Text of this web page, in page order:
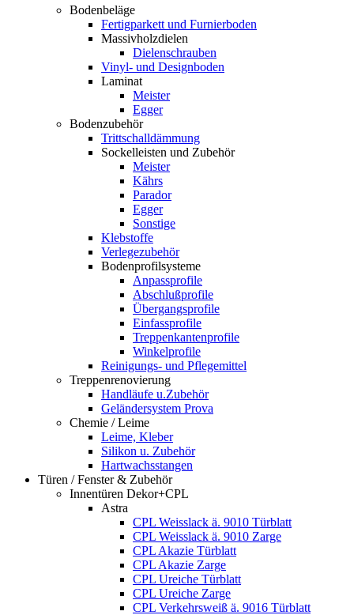
Bodenbeläge
Fertigparkett und Furnierboden
Massivholzdielen
Dielenschrauben
Vinyl- und Designboden
Laminat
Meister
Egger
Bodenzubehör
Trittschalldämmung
Sockelleisten und Zubehör
Meister
Kährs
Parador
Egger
Sonstige
Klebstoffe
Verlegezubehör
Bodenprofilsysteme
Anpassprofile
Abschlußprofile
Übergangsprofile
Einfassprofile
Treppenkantenprofile
Winkelprofile
Reinigungs- und Pflegemittel
Treppenrenovierung
Handläufe u.Zubehör
Geländersystem Prova
Chemie / Leime
Leime, Kleber
Silikon u. Zubehör
Hartwachsstangen
Türen / Fenster & Zubehör
Innentüren Dekor+CPL
Astra
CPL Weisslack ä. 9010 Türblatt
CPL Weisslack ä. 9010 Zarge
CPL Akazie Türblatt
CPL Akazie Zarge
CPL Ureiche Türblatt
CPL Ureiche Zarge
CPL Verkehrsweiß ä. 9016 Türblatt